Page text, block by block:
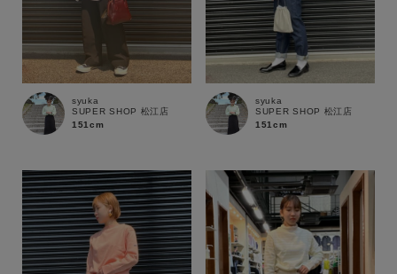
syuka
SUPER SHOP 松江店
151cm
syuka
SUPER SHOP 松江店
151cm